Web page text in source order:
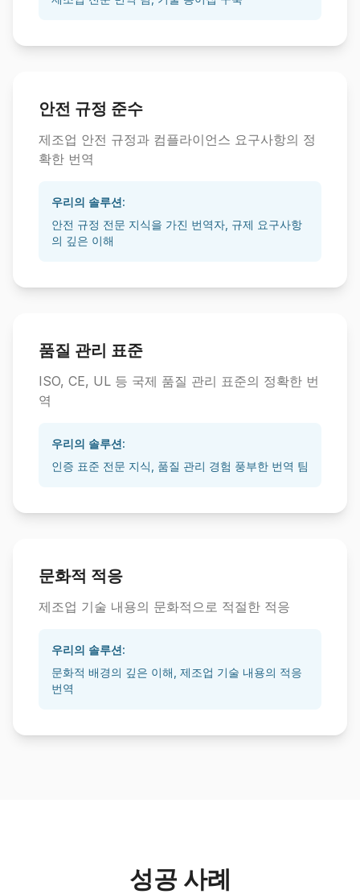
안전 규정 준수
제조업 안전 규정과 컴플라이언스 요구사항의 정
확한 번역
우리의 솔루션:
안전 규정 전문 지식을 가진 번역자, 규제 요구사항
의 깊은 이해
품질 관리 표준
ISO, CE, UL 등 국제 품질 관리 표준의 정확한 번
역
우리의 솔루션:
인증 표준 전문 지식, 품질 관리 경험 풍부한 번역 팀
문화적 적응
제조업 기술 내용의 문화적으로 적절한 적응
우리의 솔루션:
문화적 배경의 깊은 이해, 제조업 기술 내용의 적응
번역
성공 사례